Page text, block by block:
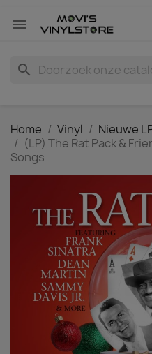

search
Home Vinyl Nieuwe
(LP) The Rat Pack &
Songs